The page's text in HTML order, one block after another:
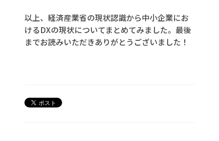
以上、経済産業省の現状認識から中小企業にお
けるDXの現状についてまとめてみました。 最後
までお読みいただきありがとうございました！